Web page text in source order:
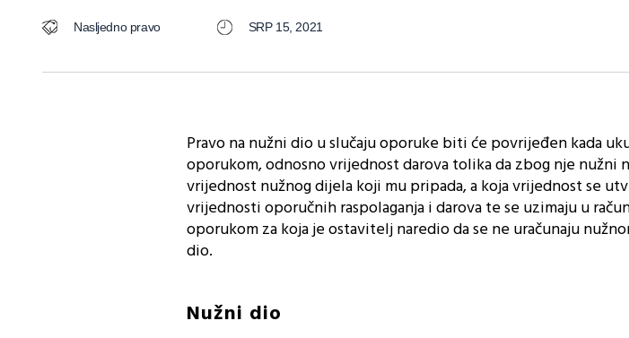
Nasljedno pravo SRP 15, 2021
Pravo na nužni dio u slučaju oporuke biti će povrijeđen kada
oporukom, odnosno vrijednost darova tolika da zbog nje
vrijednost nužnog dijela koji mu pripada, a koja vrijednost se
vrijednosti oporučnih raspolaganja i darova te se uzimaju u
oporukom za koja je ostavitelj naredio da se ne uračunaju
dio.
Nužni dio